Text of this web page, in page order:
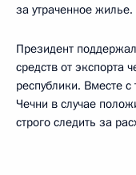
за утраченное жилье.
Президент
средств от экспорта
республики. Вместе
Чечни в случае
строго следить за